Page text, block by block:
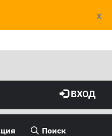
X
ВХОД
Поиск